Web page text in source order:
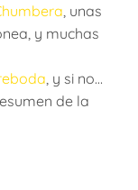
, unas
y muchas
, y si no…
de la